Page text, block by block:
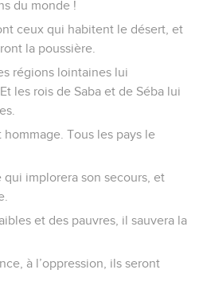
du monde !
ceux qui habitent le désert, et
la poussière.
régions lointaines lui
les rois de Saba et de Séba lui
Tous les pays le
qui implorera son secours, et
et des pauvres, il sauvera la
à l’oppression, ils seront